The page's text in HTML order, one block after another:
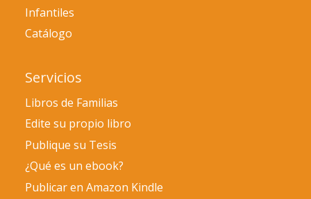
Infantiles
Catálogo
Servicios
Libros de Familias
Edite su propio libro
Publique su Tesis
¿Qué es un ebook?
Publicar en Amazon Kindle